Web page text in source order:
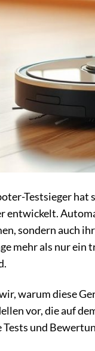
Testsieger
sondern auch
mehr als nur ein
warum diese
vor, die auf
und